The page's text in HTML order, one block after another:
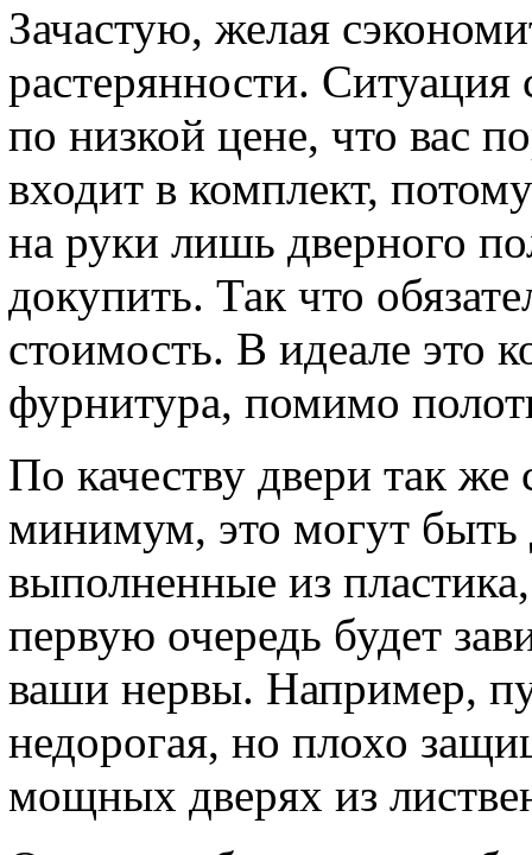
Зачастую, желая
растерянности.
по низкой цене, что вас
входит в комплект,
на руки лишь дверного
докупить. Так что
стоимость. В идеале это
фурнитура, помимо
По качеству двери так
минимум, это могут быть
выполненные из
первую очередь будет
ваши нервы. Например,
недорогая, но плохо
мощных дверях из